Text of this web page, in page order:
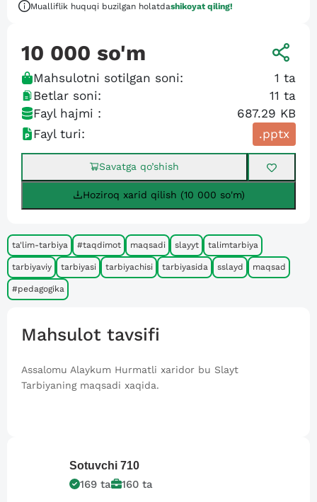
Mualliflik huquqi buzilgan holatdashikoyat qiling!
10 000 so'm
Mahsulotni sotilgan soni: 1 ta
Betlar soni:
11 ta
Fayl hajmi :
687.29 KB
Fayl turi:
.pptx
Savatga qo’shish
Hoziroq xarid qilish (10 000 so'm)
ta'lim-tarbiya #taqdimot maqsadi slayyt talimtarbiya
tarbiyaviy tarbiyasi tarbiyachisi tarbiyasida sslayd maqsad
#pedagogika
Mahsulot tavsifi
Assalomu Alaykum Hurmatli xaridor bu Slayt
Tarbiyaning maqsadi xaqida.
Sotuvchi 710
169 ta 160 ta